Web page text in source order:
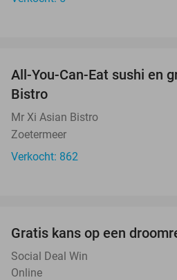
All-You-Can-Eat sushi en
Bistro
Mr Xi Asian Bistro
Zoetermeer
Verkocht: 862
Gratis kans op een
Social Deal Win
Online